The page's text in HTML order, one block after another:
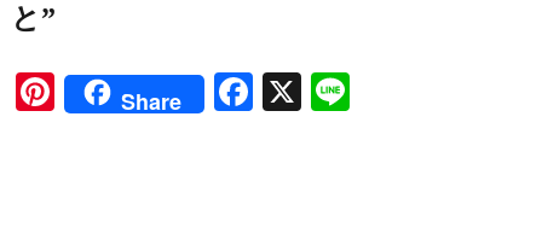
と”
Pinterest
Share Facebook
X